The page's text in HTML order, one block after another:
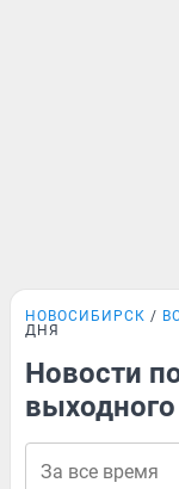
НОВОСИБИРСК
ДНЯ
Новости